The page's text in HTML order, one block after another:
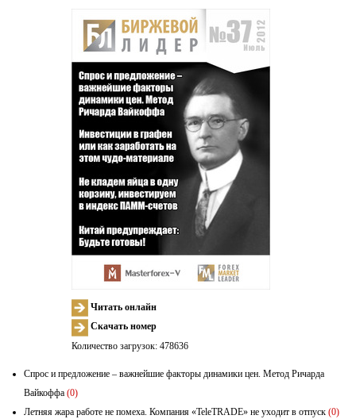
Читать онлайн
Скачать номер
Количество загрузок: 478636
Спрос и предложение – важнейшие факторы динамики цен. Метод Ричарда
Вайкоффа (0)
Летняя жара работе не помеха. Компания «TeleTRADE» не уходит в отпуск (0)